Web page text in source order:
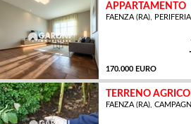
APPARTAMENTO
FAENZA (RA),
170.000 EURO
TERRENO
FAENZA (RA),